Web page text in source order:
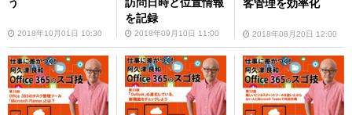
う
2018年10月01日 10:30
訪問日時と位置情報
を記録
2018年09月10日 11:00
客管理を効率化
2018年08月20日 12:00